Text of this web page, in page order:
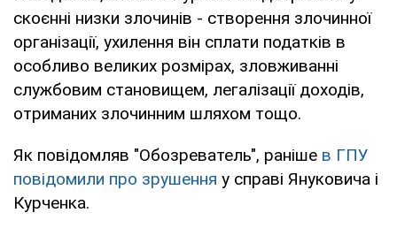
скоєнні низки злочинів - створення злочинної
організації, ухилення він сплати податків в
особливо великих розмірах, зловживанні
службовим становищем, легалізації доходів,
отриманих злочинним шляхом тощо.
Як повідомляв "Обозреватель", раніше в ГПУ
повідомили про зрушення у справі Януковича і
Курченка.